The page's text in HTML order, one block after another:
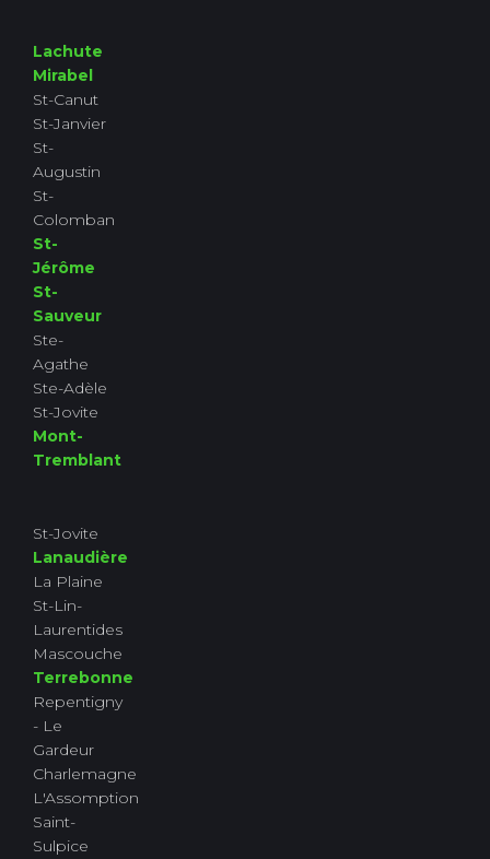
Lachute
Mirabel
St-Canut
St-Janvier
St-
Augustin
St-
Colomban
St-
Jérôme
St-
Sauveur
Ste-
Agathe
Ste-Adèle
St-Jovite
Mont-
Tremblant
St-Jovite
Lanaudière
La Plaine
St-Lin-
Laurentides
Mascouche
Terrebonne
Repentigny
- Le
Gardeur
Charlemagne
L'Assomption
Saint-
Sulpice